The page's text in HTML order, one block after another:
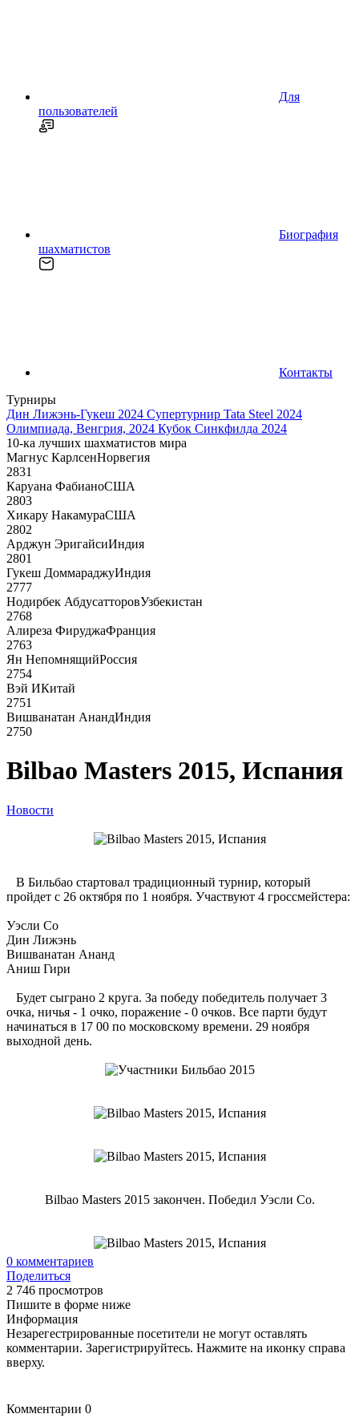
Для
пользователей
Биография
шахматистов
Контакты
Турниры
Дин Лижэнь-Гукеш 2024 Супертурнир Tata Steel 2024
Олимпиада, Венгрия, 2024 Кубок Синкфилда 2024
10-ка лучших шахматистов мира
Магнус КарлсенНорвегия
2831
Каруана ФабианоСША
2803
Хикару НакамураСША
2802
Арджун ЭригайсиИндия
2801
Гукеш ДоммараджуИндия
2777
Нодирбек АбдусатторовУзбекистан
2768
Алиреза ФируджаФранция
2763
Ян НепомнящийРоссия
2754
Вэй ИКитай
2751
Вишванатан АнандИндия
2750
Bilbao Masters 2015, Испания
Новости
В Бильбао стартовал традиционный турнир, который
пройдет с 26 октября по 1 ноября. Участвуют 4 гроссмейстера:
Уэсли Со
Дин Лижэнь
Вишванатан Ананд
Аниш Гири
Будет сыграно 2 круга. За победу победитель получает 3
очка, ничья - 1 очко, поражение - 0 очков. Все парти будут
начинаться в 17 00 по московскому времени. 29 ноября
выходной день.
Bilbao Masters 2015 закончен. Победил Уэсли Со.
0 комментариев
Поделиться
2 746 просмотров
Пишите в форме ниже
Информация
Незарегестрированные посетители не могут оставлять
комментарии. Зарегистрируйтесь. Нажмите на иконку справа
вверху.
Комментарии 0